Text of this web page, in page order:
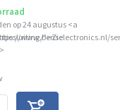
">Zie
op 24 augustus <a
www.benselectronics.nl/